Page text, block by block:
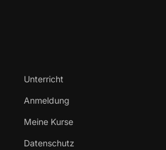
Unterricht
Anmeldung
Meine Kurse
Datenschutz